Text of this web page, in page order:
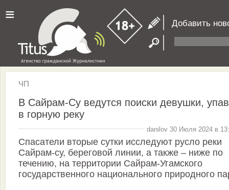
≡ Добавить
ЧП
В Сайрам-Су ведутся поиски девушки,
в горную реку
danilov 30 Июля 2024 в
Спасатели вторые сутки исследуют русло реки
Сайрам-су, береговой линии, а также – ниже по
течению, на территории Сайрам-Угамского
государственного национального природного